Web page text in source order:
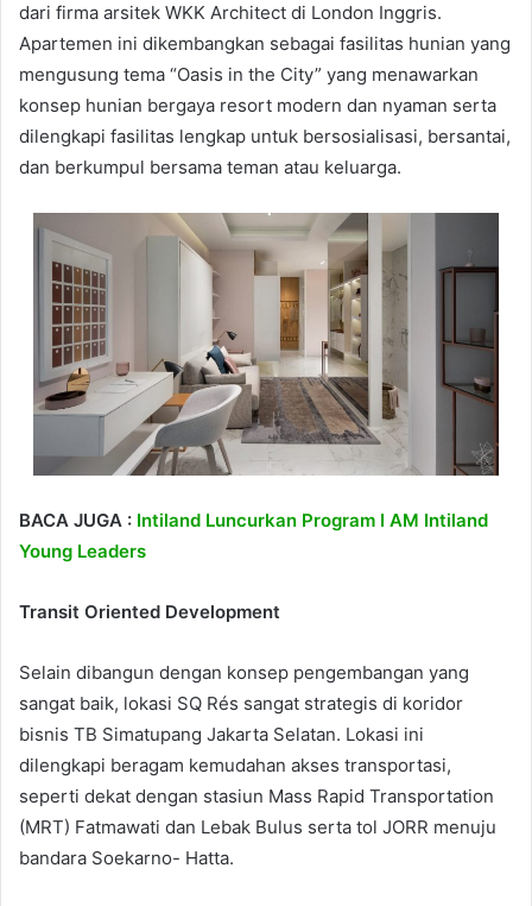
dari firma arsitek WKK Architect di London Inggris.
Apartemen ini dikembangkan sebagai fasilitas hunian yang
mengusung tema “Oasis in the City” yang menawarkan
konsep hunian bergaya resort modern dan nyaman serta
dilengkapi fasilitas lengkap untuk bersosialisasi, bersantai,
dan berkumpul bersama teman atau keluarga.
BACA JUGA : Intiland Luncurkan Program I AM Intiland
Young Leaders
Transit Oriented Development
Selain dibangun dengan konsep pengembangan yang
sangat baik, lokasi SQ Rés sangat strategis di koridor
bisnis TB Simatupang Jakarta Selatan. Lokasi ini
dilengkapi beragam kemudahan akses transportasi,
seperti dekat dengan stasiun Mass Rapid Transportation
(MRT) Fatmawati dan Lebak Bulus serta tol JORR menuju
bandara Soekarno- Hatta.